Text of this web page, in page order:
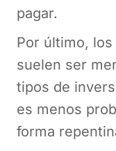
pagar.
Por último,
suelen ser
tipos de
es menos
forma